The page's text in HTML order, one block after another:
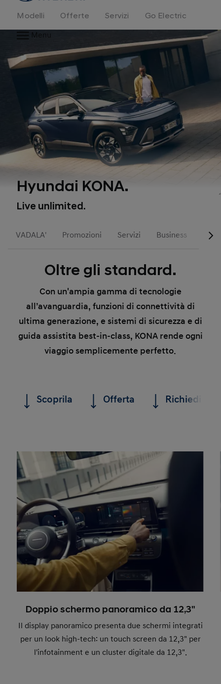
Modelli Offerte Servizi
Go Electric
Menu
Hyundai KONA.
Live unlimited.
VADALA' Promozioni Servizi Business
Oltre gli standard.
Con un'ampia gamma di tecnologie
all’avanguardia, funzioni di connettività di
ultima generazione, e sistemi di sicurezza e di
guida assistita best-in-class, KONA rende ogni
viaggio semplicemente perfetto.
Scoprila Offerta Richiedi un
Doppio schermo panoramico da 12,3"
Il display panoramico presenta due schermi integrati
per un look high-tech: un touch screen da 12,3" per
l'infotainment e un cluster digitale da 12,3".